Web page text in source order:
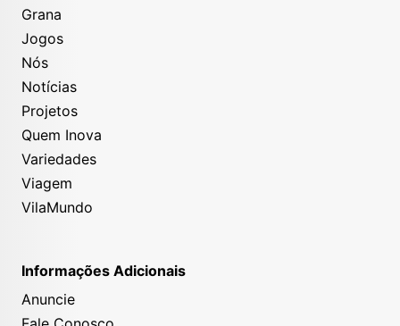
Grana
Jogos
Nós
Notícias
Projetos
Quem Inova
Variedades
Viagem
VilaMundo
Informações Adicionais
Anuncie